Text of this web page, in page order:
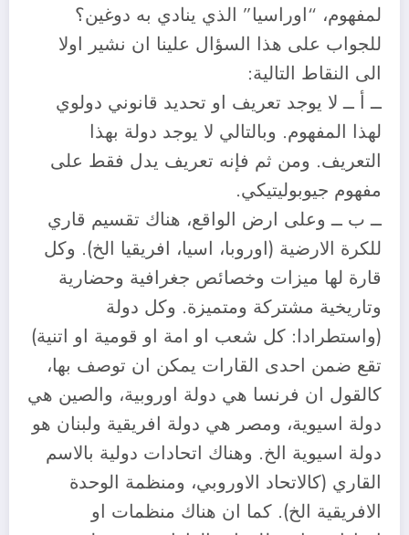
لمفهوم، “اوراسيا” الذي ينادي به دوغين؟
للجواب على هذا السؤال علينا ان نشير اولا
الى النقاط التالية:
ــ أ ــ لا يوجد تعريف او تحديد قانوني دولوي
لهذا المفهوم. وبالتالي لا يوجد دولة بهذا
التعريف. ومن ثم فإنه تعريف يدل فقط على
مفهوم جيوبوليتيكي.
ــ ب ــ وعلى ارض الواقع، هناك تقسيم قاري
للكرة الارضية (اوروبا، اسيا، افريقيا الخ). وكل
قارة لها ميزات وخصائص جغرافية وحضارية
وتاريخية مشتركة ومتميزة. وكل دولة
(واستطرادا: كل شعب او امة او قومية او اتنية)
تقع ضمن احدى القارات يمكن ان توصف بها،
كالقول ان فرنسا هي دولة اوروبية، والصين هي
دولة اسيوية، ومصر هي دولة افريقية ولبنان هو
دولة اسيوية الخ. وهناك اتحادات دولية بالاسم
القاري (كالاتحاد الاوروبي، ومنظمة الوحدة
الافريقية الخ). كما ان هناك منظمات او